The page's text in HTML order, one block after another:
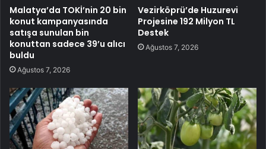
Malatya’da TOKİ’nin 20 bin
konut kampanyasında
satışa sunulan bin
konuttan sadece 39’u alıcı
buldu
Ağustos 7, 2026
Vezirköprü’de Huzurevi
Projesine 192 Milyon TL
Destek
Ağustos 7, 2026